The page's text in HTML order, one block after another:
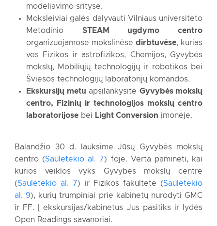
10:00
Registracija Gyvybės mokslų centro (GMC) foje
Edita Stonkutė (GMC R401)
Astronomų darbas: kaip tyrinėjame
Visatą šiandien?
Teorinės fizikos ir astronomijos
institutas
Plakatų sesija NFTMC
Dirbtuvės #1
Daugiau >>
Ekskursija #1
12:00
modeliavimo srityse.
Moksleiviai galės dalyvauti Vilniaus universiteto
Metodinio STEAM ugdymo centro
organizuojamose mokslinėse dirbtuvėse, kurias
ves Fizikos ir astrofizikos, Chemijos, Gyvybės
mokslų, Mobiliųjų technologijų ir robotikos bei
Šviesos technologijų laboratorijų komandos.
Ekskursijų metu apsilankysite Gyvybės mokslų
centro, Fizinių ir technologijos mokslų centro
laboratorijose bei Light Conversion įmonėje.
Balandžio 30 d. lauksime Jūsų Gyvybės mokslų
centro (Saulėtekio al. 7) foje. Verta paminėti, kai
kurios veiklos vyks Gyvybės mokslų centre
(Saulėtekio al. 7) ir Fizikos fakultete (Saulėtekio
al. 9), kurių trumpiniai prie kabinetų nurodyti GMC
ir FF. Į ekskursijas/kabinetus Jus pasitiks ir lydės
Open Readings savanoriai.